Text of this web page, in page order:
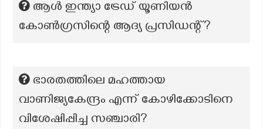
ആൾ ഇന്ത്യാ ട്രേഡ് യൂണിയൻ
കോൺഗ്രസിന്റെ ആദ്യ പ്രസിഡന്റ്?
ഭാരതത്തിലെ മഹത്തായ
വാണിജ്യകേന്ദ്രം എന്ന് കോഴിക്കോടിനെ
വിശേഷിപ്പിച്ച സഞ്ചാരി?